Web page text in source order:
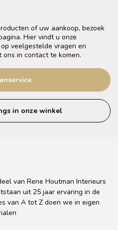
of uw aankoop, bezoek
Hier vindt u onze
veelgestelde vragen en
ons in contact te komen.
in onze winkel
van Rene Houtman Interieurs
uit 25 jaar ervaring in de
van A tot Z doen we in eigen